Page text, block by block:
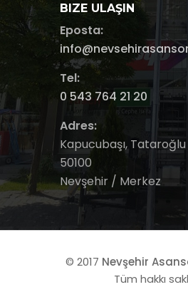
BIZE ULAŞIN
Eposta:
Tel:
0 543 764 21 20
Adres:
Kapucubaşı, Tataroğlu
50100
Nevşehir / Merkez
© 2017 Nevşehir
Tüm hakkı